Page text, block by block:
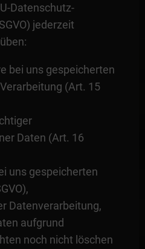
Datenschutz-
jederzeit
bei uns gespeicherten
(Art. 15
Daten (Art. 16
uns gespeicherten
Datenverarbeitung,
aufgrund
noch nicht löschen